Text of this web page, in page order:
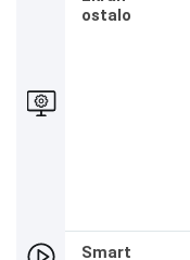
ostalo
Smart